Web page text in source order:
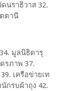
นราธิวาส 32.
ตานี
มูลนิธิดารุ
รภาพ 37.
เครือข่ายเท
กรบผ้าถุง 42.